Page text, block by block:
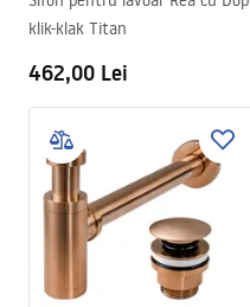
klik-klak Titan
462,00 Lei